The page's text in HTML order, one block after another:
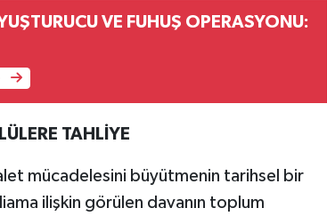
VE FUHUŞ OPERASYONU:
TAHLİYE
mücadelesini büyütmenin tarihsel bir
ilişkin görülen davanın toplum